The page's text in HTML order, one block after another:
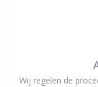
Wij regelen de